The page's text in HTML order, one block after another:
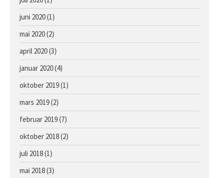
juni 2020(1)
mai 2020(2)
april 2020(3)
januar 2020(4)
oktober 2019(1)
mars 2019(2)
februar 2019(7)
oktober 2018(2)
juli 2018(1)
mai 2018(3)